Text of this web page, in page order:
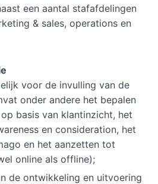
een aantal stafafdelingen
& sales, operations en
voor de invulling van de
onder andere het bepalen
basis van klantinzicht, het
en consideration, het
en het aanzetten tot
online als offline);
de ontwikkeling en uitvoering